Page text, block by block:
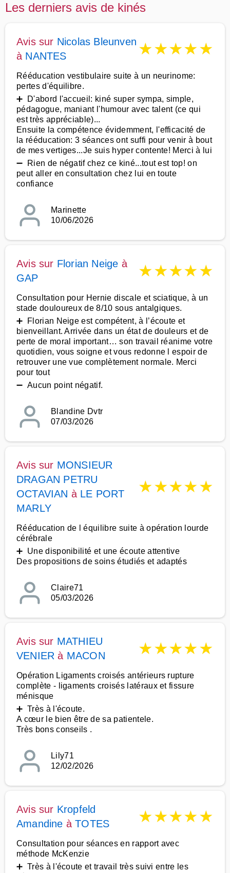
Les derniers avis de kinés
Avis sur Nicolas Bleunven
à NANTES ★★★★★
Rééducation vestibulaire suite à un neurinome:
pertes d'équilibre.
➕ D'abord l'accueil: kiné super sympa, simple,
pédagogue, maniant l'humour avec talent (ce qui
est très appréciable)...
Ensuite la compétence évidemment, l'efficacité de
la rééducation: 3 séances ont suffi pour venir à bout
de mes vertiges...Je suis hyper contente! Merci à lui
➖ Rien de négatif chez ce kiné...tout est top! on
peut aller en consultation chez lui en toute
confiance
Marinette
10/06/2026
Avis sur Florian Neige à
GAP
★★★★★
Consultation pour Hernie discale et sciatique, à un
stade douloureux de 8/10 sous antalgiques.
➕ Florian Neige est compétent, à l’écoute et
bienveillant. Arrivée dans un état de douleurs et de
perte de moral important… son travail réanime votre
quotidien, vous soigne et vous redonne l espoir de
retrouver une vue complètement normale. Merci
pour tout
➖ Aucun point négatif.
Blandine Dvtr
07/03/2026
Avis sur MONSIEUR
DRAGAN PETRU
OCTAVIAN à LE PORT
MARLY
★★★★★
Rééducation de l équilibre suite à opération lourde
cérébrale
➕ Une disponibilité et une écoute attentive
Des propositions de soins étudiés et adaptés
Claire71
05/03/2026
Avis sur MATHIEU
VENIER à MACON ★★★★★
Opération Ligaments croisés antérieurs rupture
complète - ligaments croisés latéraux et fissure
ménisque
➕ Très à l'écoute.
A cœur le bien être de sa patientele.
Très bons conseils .
Lily71
12/02/2026
Avis sur Kropfeld
Amandine àTOTES ★★★★★
Consultation pour séances en rapport avec
méthode McKenzie
➕ Très à l'écoute et travail très suivi entre les